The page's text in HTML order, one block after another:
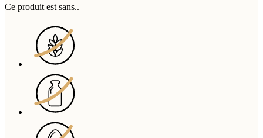
Ce produit est sans..